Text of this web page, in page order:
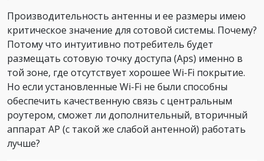
Производительность антенны и ее размеры имею
критическое значение для сотовой системы. Почему?
Потому что интуитивно потребитель будет
размещать сотовую точку доступа (Aps) именно в
той зоне, где отсутствует хорошее Wi-Fi покрытие.
Но если установленные Wi-Fi не были способны
обеспечить качественную связь с центральным
роутером, сможет ли дополнительный, вторичный
аппарат AP (с такой же слабой антенной) работать
лучше?